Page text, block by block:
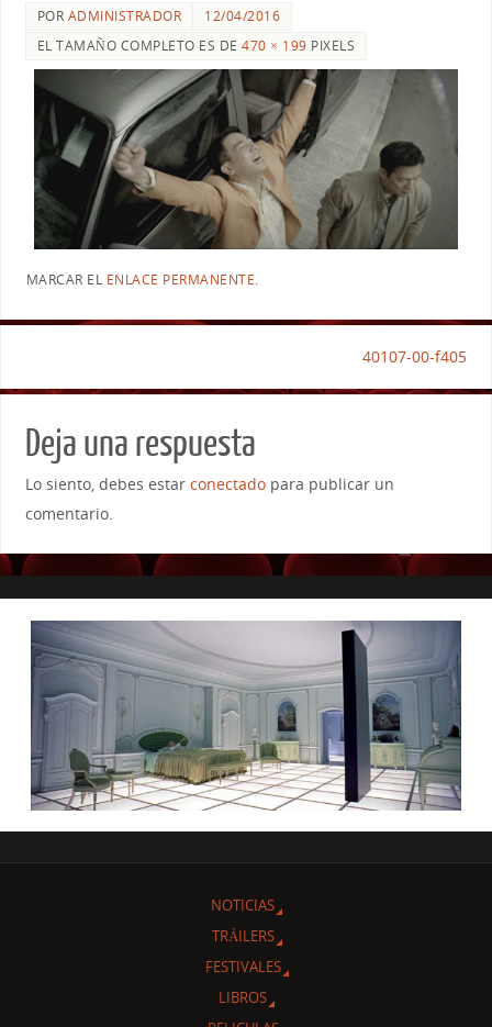
POR ADMINISTRADOR
12/04/2016
EL TAMAÑO COMPLETO ES DE470 × 199 PIXELS
MARCAR EL ENLACE PERMANENTE.
40107-00-f405
Deja una respuesta
Lo siento, debes estar conectadopara publicar un
comentario.
NOTICIAS
TRÁILERS
FESTIVALES
LIBROS